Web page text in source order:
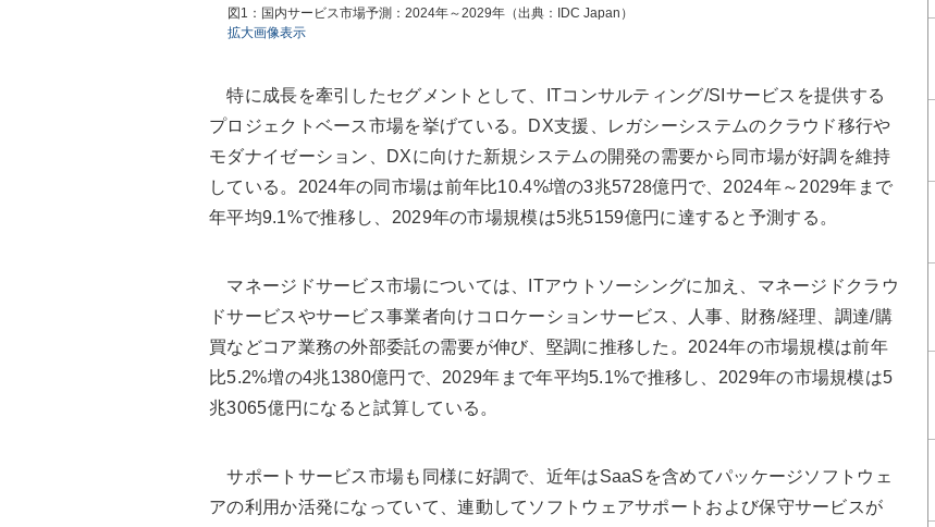
図1：国内サービス市場予測：2024年～2029年（出典：IDC Japan）
拡大画像表示
特に成長を牽引したセグメントとして、ITコンサルティング/SIサービスを提供する
プロジェクトベース市場を挙げている。DX支援、レガシーシステムのクラウド移行や
モダナイゼーション、DXに向けた新規システムの開発の需要から同市場が好調を維持
している。2024年の同市場は前年比10.4%増の3兆5728億円で、2024年～2029年まで
年平均9.1%で推移し、2029年の市場規模は5兆5159億円に達すると予測する。
マネージドサービス市場については、ITアウトソーシングに加え、マネージドクラウ
ドサービスやサービス事業者向けコロケーションサービス、人事、財務/経理、調達/購
買などコア業務の外部委託の需要が伸び、堅調に推移した。2024年の市場規模は前年
比5.2%増の4兆1380億円で、2029年まで年平均5.1%で推移し、2029年の市場規模は5
兆3065億円になると試算している。
サポートサービス市場も同様に好調で、近年はSaaSを含めてパッケージソフトウェ
アの利用か活発になっていて、連動してソフトウェアサポートおよび保守サービスが